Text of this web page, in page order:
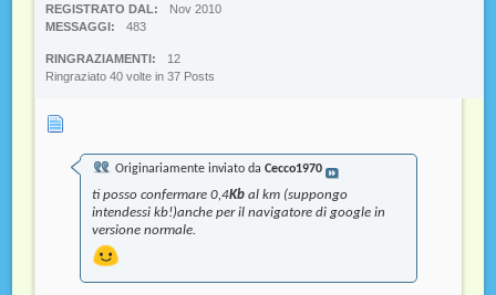
REGISTRATO DAL
Nov 2010
MESSAGGI
483
RINGRAZIAMENTI
12
Ringraziato 40 volte in 37 Posts
Originariamente inviato daCecco1970
ti posso confermare 0,4Kb al km (suppongo
intendessi kb!)anche per il navigatore di google in
versione normale.